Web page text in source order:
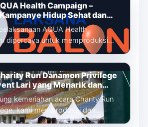
Health Campaign –
Hidup Sehat dan
AQUA Health
dipercaya untuk memproduksi
balon gate custom yang menjadi
Run Danamon Privilege
Lari yang Menarik dan
kemeriahan acara Charity Run
kami memproduksi dan
gate custom sebagai gerbang